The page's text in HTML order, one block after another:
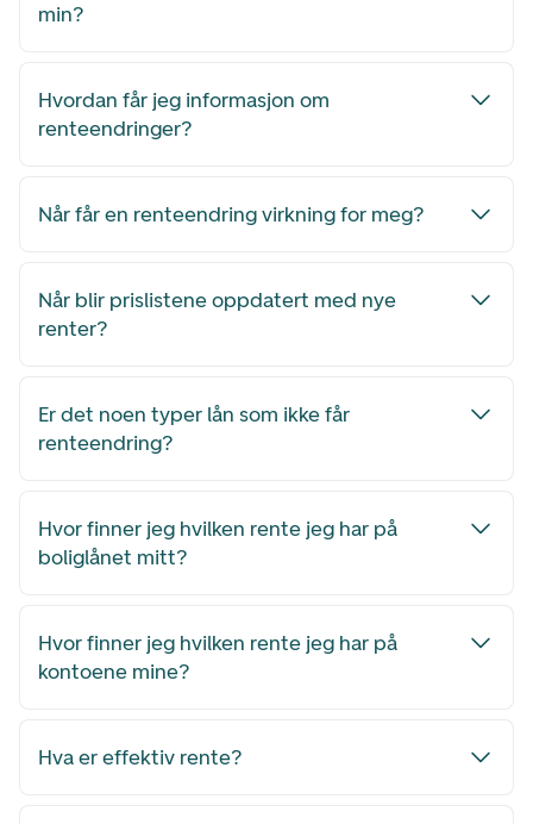
min?
Hvordan får jeg informasjon om
renteendringer?
Når får en renteendring virkning for meg?
Når blir prislistene oppdatert med nye
renter?
Er det noen typer lån som ikke får
renteendring?
Hvor finner jeg hvilken rente jeg har på
boliglånet mitt?
Hvor finner jeg hvilken rente jeg har på
kontoene mine?
Hva er effektiv rente?